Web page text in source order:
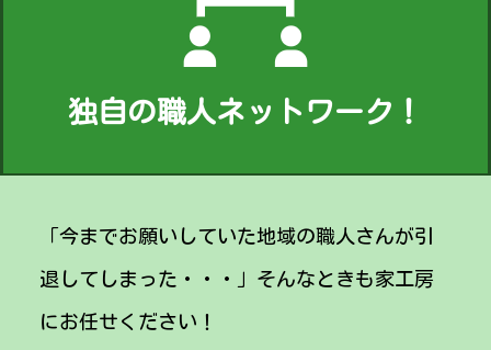
独自の職人ネットワーク！
「今までお願いしていた地域の職人さんが引
退してしまった・・・」そんなときも家工房
にお任せください！